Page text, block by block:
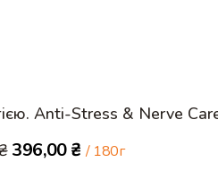
Anti-Stress & Nerve
Оригінальна
396,00₴Поточна
/ 180г